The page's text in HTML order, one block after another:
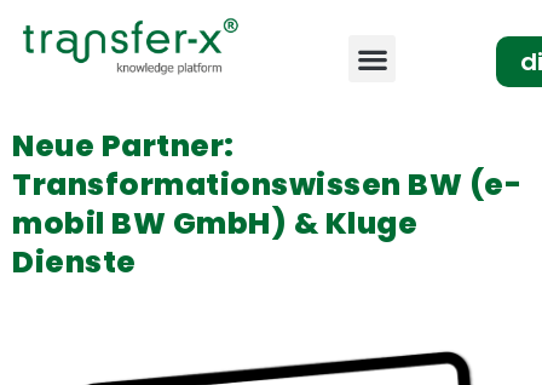
Neue Partner:
Transformationswissen BW (e-
mobil BW GmbH) & Kluge
Dienste